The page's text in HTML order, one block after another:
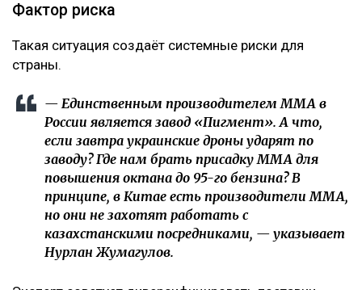
Фактор риска
Такая ситуация создаёт системные риски для
страны.
— Единственным производителем ММА в
России является завод «Пигмент». А что,
если завтра украинские дроны ударят по
заводу? Где нам брать присадку ММА для
повышения октана до 95-го бензина? В
принципе, в Китае есть производители ММА,
но они не захотят работать с
казахстанскими посредниками, — указывает
Нурлан Жумагулов.